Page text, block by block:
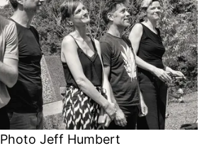
Photo Jeff Humbert